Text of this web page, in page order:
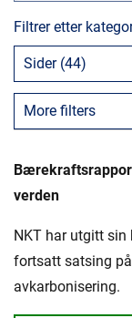
Referanser
Nedlastinger
Presse og
NKT ved første
Bærekraft
Filtrer etter
Sider (44)
More filters
verden
NKT har utgitt
fortsatt satsing
avkarbonisering.